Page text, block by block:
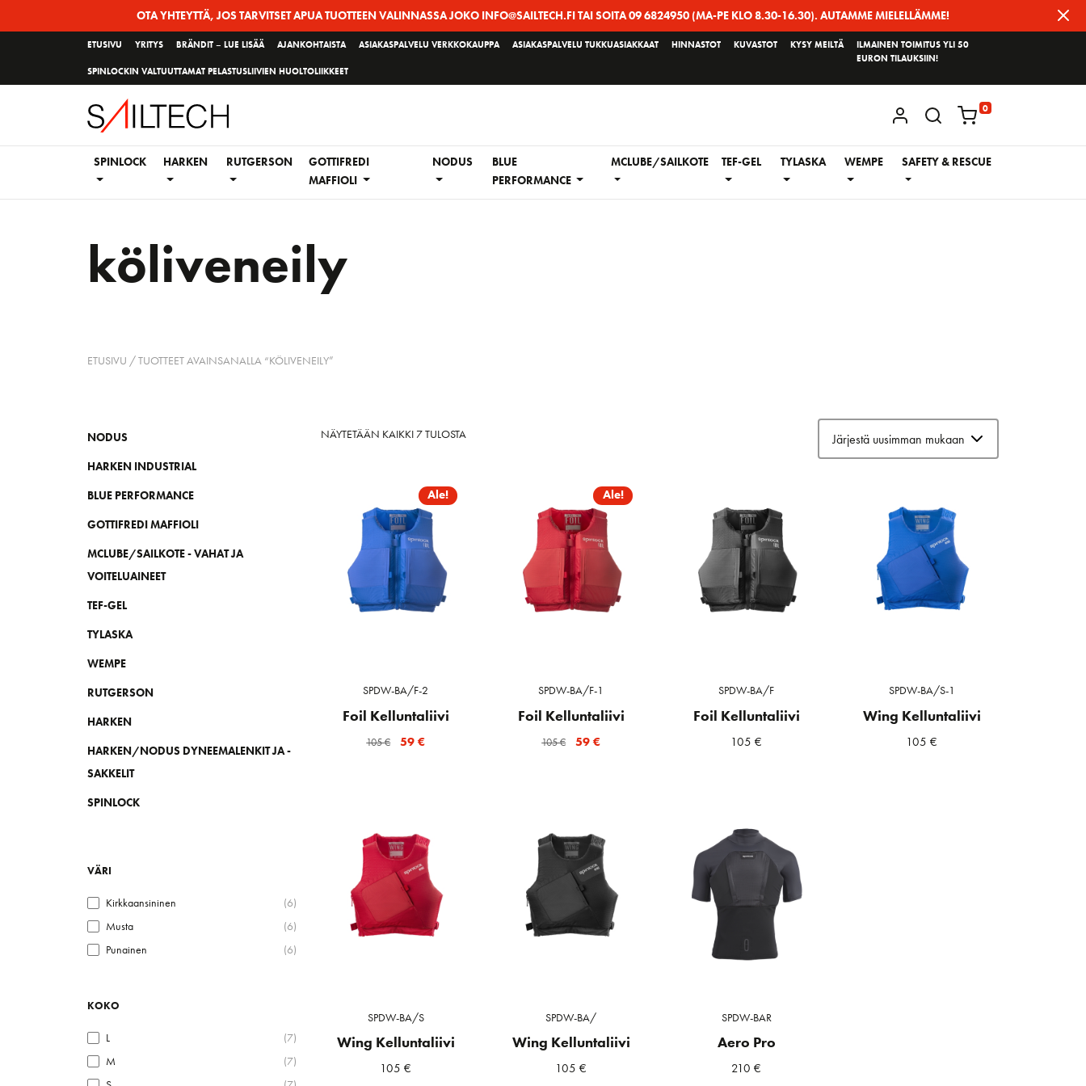
OTA YHTEYTTÄ, JOS TARVITSET APUA TUOTTEEN VALINNASSA JOKO INFO@SAILTECH.FI TAI SOITA 09 6824950 (MA-PE KLO 8.30-16.30). AUTAMME MIELELLÄMME!
ETUSIVU YRITYS BRÄNDIT – LUE LISÄÄ AJANKOHTAISTA ASIAKASPALVELU VERKKOKAUPPA ASIAKASPALVELU TUKKUASIAKKAAT HINNASTOT KUVASTOT KYSY MEILTÄ
SPINLOCKIN VALTUUTTAMAT PELASTUSLIIVIEN HUOLTOLIIKKEET
ILMAINEN TOIMITUS YLI 50
EURON TILAUKSIIN!
KIRJAUDU / REKISTERÖIDY
0
SPINLOCK HARKEN RUTGERSON
GOTTIFREDI
MAFFIOLI
NODUS
BLUE
PERFORMANCE
MCLUBE/SAILKOTE TEF-GEL TYLASKA WEMPE SAFETY & RESCUE
köliveneily
ETUSIVU / TUOTTEET AVAINSANALLA “KÖLIVENEILY”
NODUS
HARKEN INDUSTRIAL
BLUE PERFORMANCE
GOTTIFREDI MAFFIOLI
MCLUBE/SAILKOTE - VAHAT JA
VOITELUAINEET
TEF-GEL
TYLASKA
WEMPE
RUTGERSON
HARKEN
HARKEN/NODUS DYNEEMALENKIT JA -
SAKKELIT
SPINLOCK
VÄRI
Kirkkaansininen
(6)
Musta
(6)
Punainen
(6)
KOKO
L
(7)
M
(7)
NÄYTETÄÄN KAIKKI 7 TULOSTA
Ale!
SPDW-BA/F-2
Foil Kelluntaliivi
105€
Alkuperäinen
59€Nykyinen
Ale!
SPDW-BA/F-1
Foil Kelluntaliivi
105€
Alkuperäinen
59€Nykyinen
SPDW-BA/F
Foil Kelluntaliivi
105€
SPDW-BA/S-1
Wing Kelluntaliivi
105€
SPDW-BA/S
Wing Kelluntaliivi
105€
SPDW-BA/
Wing Kelluntaliivi
105€
SPDW-BAR
Aero Pro
210€